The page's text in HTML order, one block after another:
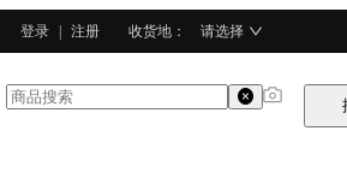
登录 注册 收货地 ： 请选择